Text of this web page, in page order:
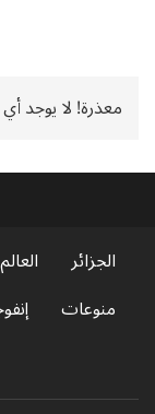
معذرة! لا يوجد
الجزائر العالم
منوعات